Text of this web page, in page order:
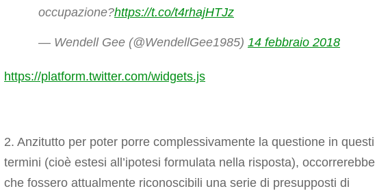
occupazione?https://t.co/t4rhajHTJz
— Wendell Gee (@WendellGee1985) 14 febbraio 2018
https://platform.twitter.com/widgets.js
2. Anzitutto per poter porre complessivamente la questione in questi
termini (cioè estesi all’ipotesi formulata nella risposta), occorrerebbe
che fossero attualmente riconoscibili una serie di presupposti di